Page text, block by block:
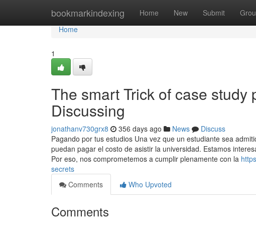
bookmarkindexing Home New Submit
Home
Home
1
The smart Trick of case
Discussing
jonathanv730grx8 356 days ago News
Discuss
Pagando por tus estudios Una vez que un estudiante sea
puedan pagar el costo de asistir la universidad. Estamos
Por eso, nos comprometemos a cumplir plenamente con la
secrets
Comments
Who Upvoted
Comments